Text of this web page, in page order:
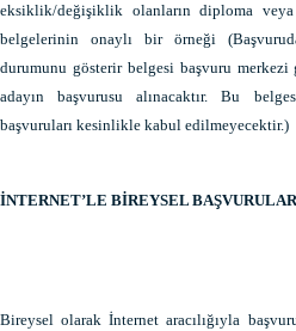
eksiklik/değişiklik olanların diploma
belgelerinin onaylı bir örneği
durumunu gösterir belgesi başvuru
adayın başvurusu alınacaktır. Bu
başvuruları kesinlikle kabul edilmeyecektir.)
İNTERNET’LE BİREYSEL BAŞVURULAR
Bireysel olarak İnternet aracılığıyla